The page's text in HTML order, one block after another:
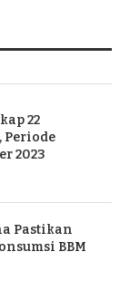
22
Periode
2023
Pastikan
BBM